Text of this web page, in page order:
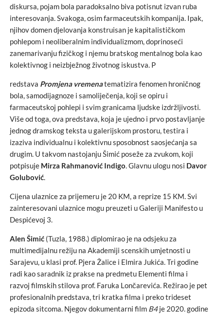
diskursa, pojam bola paradoksalno biva potisnut izvan ruba
interesovanja. Svakoga, osim farmaceutskih kompanija. Ipak,
njihov domen djelovanja konstruisan je kapitalističkom
pohlepom i neoliberalnim individualizmom, doprinoseći
zanemarivanju fizičkog i njemu bratskog mentalnog bola kao
kolektivnog i neizbježnog životnog iskustva. P
redstava Promjena vremenatematizira fenomen hroničnog
bola, samodijagnoze i samoliječenja, koji se opiru i
farmaceutskoj pohlepi i svim granicama ljudske izdržljivosti.
Više od toga, ova predstava, koja je ujedno i prvo postavljanje
jednog dramskog teksta u galerijskom prostoru, testira i
izaziva individualnu i kolektivnu sposobnost saosjećanja sa
drugim. U takvom nastojanju Šimić poseže za zvukom, koji
potpisuje Mirza Rahmanović Indigo. Glavnu ulogu nosi Davor
Golubović.
Cijena ulaznice za prijemeru je 20 KM, a reprize 15 KM. Svi
zainteresovani ulaznice mogu preuzeti u Galeriji Manifesto u
Despićevoj 3.
Alen Šimić (Tuzla, 1988.) diplomirao je na odsjeku za
multimedijalnu režiju na Akademiji scenskih umjetnosti u
Sarajevu, u klasi prof. Pjera Žalice i Elmira Jukića. Tri godine
radi kao saradnik iz prakse na predmetu Elementi filma i
razvoj filmskih stilova prof. Faruka Lončarevića. Režirao je pet
profesionalnih predstava, tri kratka filma i preko trideset
epizoda sitcoma. Njegov dokumentarni film B4je 2020. godine